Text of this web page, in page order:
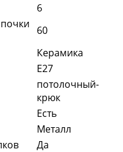
6
60
Керамика
E27
потолочный-
крюк
Есть
Металл
Да